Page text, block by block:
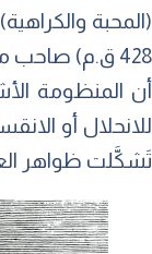
أن المنظومة
للانحلال أو
تَشكَّلت ظواهر